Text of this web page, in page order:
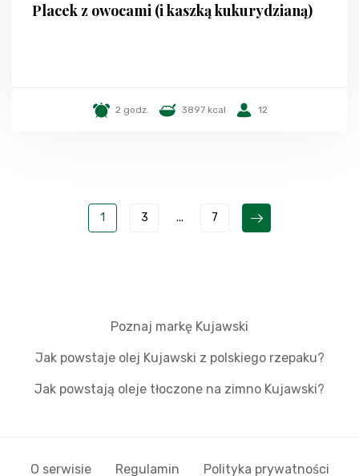
Placek z owocami (i kaszką kukurydzianą)
2 godz. 3897 kcal 12
1 3 ... 7
Poznaj markę Kujawski
Jak powstaje olej Kujawski z polskiego rzepaku?
Jak powstają oleje tłoczone na zimno Kujawski?
O serwisie Regulamin Polityka prywatności